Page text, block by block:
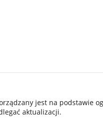
jest na podstawie
aktualizacji.